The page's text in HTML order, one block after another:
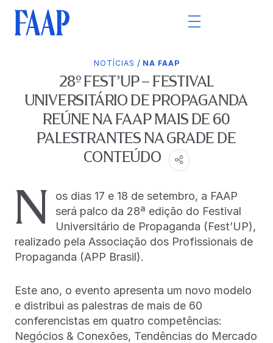
NOTÍCIAS / NA FAAP
28º FEST’UP – FESTIVAL
UNIVERSITÁRIO DE PROPAGANDA
REÚNE NA FAAP MAIS DE 60
PALESTRANTES NA GRADE DE
CONTEÚDO
N
os dias 17 e 18 de setembro, a FAAP
será palco da 28ª edição do Festival
Universitário de Propaganda (Fest’UP),
realizado pela Associação dos Profissionais de
Propaganda (APP Brasil).
Este ano, o evento apresenta um novo modelo
e distribui as palestras de mais de 60
conferencistas em quatro competências:
Negócios & Conexões, Tendências do Mercado